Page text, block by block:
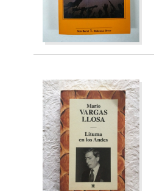
Viajesç